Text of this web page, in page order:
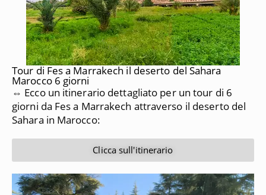
Tour di Fes a Marrakech il deserto del Sahara
Marocco 6 giorni
⇔ Ecco un itinerario dettagliato per un tour di 6
giorni da Fes a Marrakech attraverso il deserto del
Sahara in Marocco:
Clicca sull'itinerario